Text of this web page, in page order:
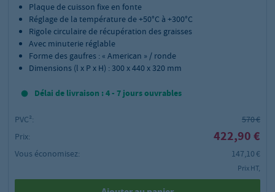
Plaque de cuisson fixe en fonte
Réglage de la température de +50°C à +300°C
Rigole circulaire de récupération des graisses
Avec minuterie réglable
Forme des gaufres : « American » / ronde
Dimensions (l x P x H) : 300 x 440 x 320 mm
Délai de livraison : 4 - 7 jours ouvrables
PVC²:
570 €
Prix:
422,90 €
Vous économisez: 147,10 €
Prix HT,